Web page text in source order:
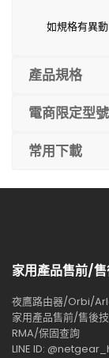
如規格有異
產品規格
電商限定型
常用下載
家用產品售前/
夜鷹路由器/Orbi/
家用產品售前/售後
RMA/保固查詢
LINE ID: